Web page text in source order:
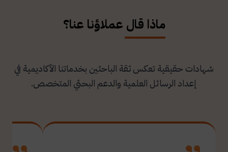
ماذا قال عملاؤنا عنا؟
شهادات حقيقية تعكس ثقة الباحثين بخدماتنا الأكاديمية في
إعداد الرسائل العلمية والدعم البحثي المتخصص.